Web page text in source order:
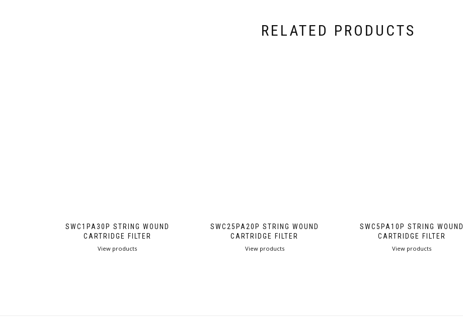
RELATED PRODUCTS
SWC1PA30P STRING WOUND
CARTRIDGE FILTER
View products
SWC25PA20P STRING WOUND
CARTRIDGE FILTER
View products
SWC5PA10P STRING WOUND
CARTRIDGE FILTER
View products